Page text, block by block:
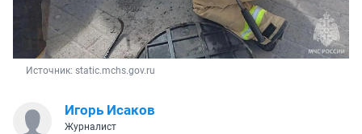
Источник: static.mchs.gov.ru
Игорь Исаков
Журналист